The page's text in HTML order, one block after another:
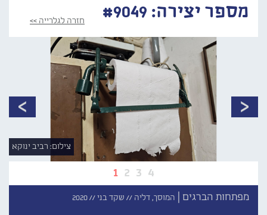
מספר יצירה: #9049 חזרה לגלרייה >>
1 2 3 4
צילום: רביב ינוקא
מפתחות הברגים | המוסך, דליה // שקד בני //2020